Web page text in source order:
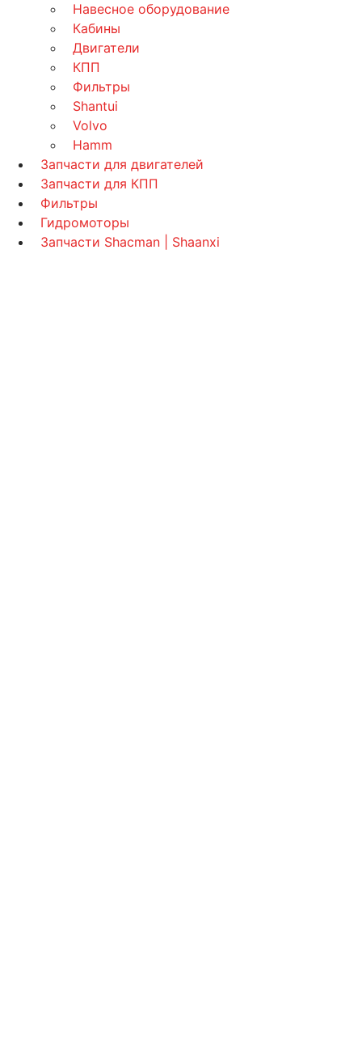
Навесное оборудование
Кабины
Двигатели
КПП
Фильтры
Shantui
Volvo
Hamm
Запчасти для двигателей
Запчасти для КПП
Фильтры
Гидромоторы
Запчасти Shacman | Shaanxi